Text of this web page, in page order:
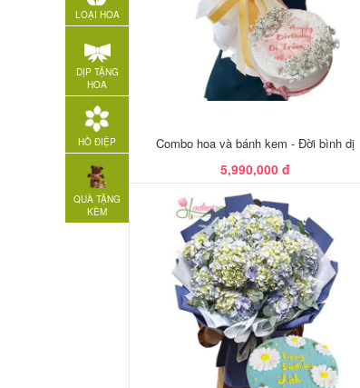
LOẠI HOA
DỊP TẶNG
HOA
HỒ ĐIỆP
QUÀ TẶNG
KÈM
Combo hoa và bánh kem - Đời bình dị
5,990,000 đ